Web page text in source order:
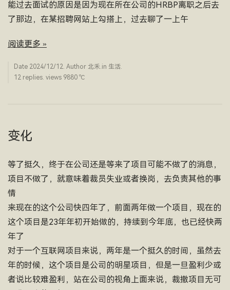
能过去面试的原因是因为现在所在公司的HRBP离职之后去
了那边，在某招聘网站上勾搭上，过去聊了一上午
阅读更多 »
Date 2024/12/12. Author 北禾.in 生活.
12 replies. views 9880 ­℃
变化
等了挺久，终于在公司还是等来了项目可能不做了的消息，
项目不做了，就意味着裁员失业或者换岗，去负责其他的事
情
来现在的这个公司快四年了，前面两年做一个项目，现在的
这个项目是23年年初开始做的，持续到今年底，也已经快两
年了
对于一个互联网项目来说，两年是一个挺久的时间，虽然去
年的时候，这个项目是公司的明星项目，但是一旦盈利少或
者说比较难盈利，站在公司的视角上面来说，裁撤项目无可